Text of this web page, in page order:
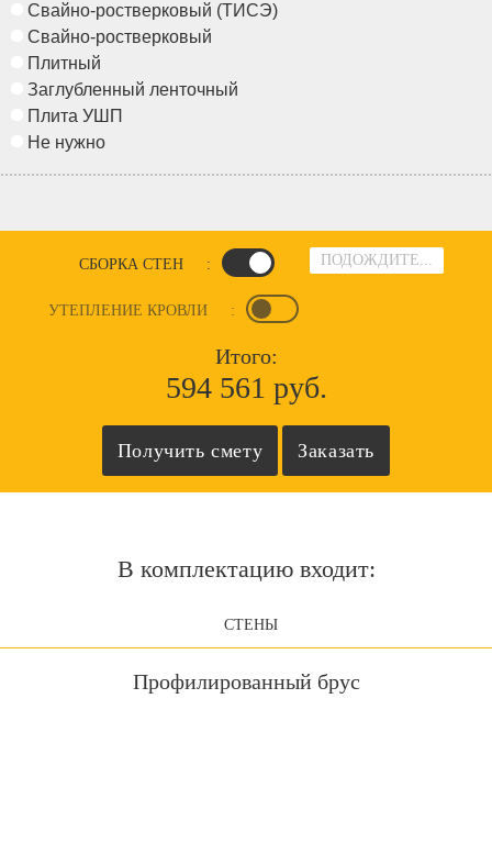
Свайно-ростверковый (ТИСЭ)
Свайно-ростверковый
Плитный
Заглубленный ленточный
Плита УШП
Не нужно
ПОДОЖДИТЕ...
СБОРКА СТЕН :
УТЕПЛЕНИЕ КРОВЛИ :
Итого:
594 561 руб.
В комплектацию входит:
СТЕНЫ
Профилированный брус